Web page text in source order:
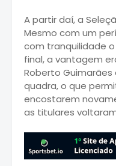
A partir daí, a
Mesmo com um
com tranquilidade
final, a vantagem
Roberto
quadra, o que
encostarem
as titulares